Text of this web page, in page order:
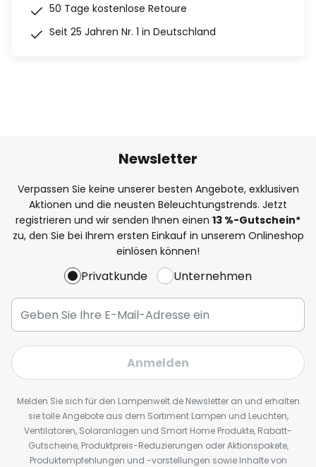
50 Tage kostenlose Retoure
Seit 25 Jahren Nr. 1 in Deutschland
Newsletter
Verpassen Sie keine unserer besten Angebote, exklusiven
Aktionen und die neusten Beleuchtungstrends. Jetzt
registrieren und wir senden Ihnen einen 13 %-Gutschein*
zu, den Sie bei Ihrem ersten Einkauf in unserem Onlineshop
einlösen können!
Privatkunde Unternehmen
Anmelden
Melden Sie sich für den Lampenwelt.de Newsletter an und erhalten
sie tolle Angebote aus dem Sortiment Lampen und Leuchten,
Ventilatoren, Solaranlagen und Smart Home Produkte, Rabatt-
Gutscheine, Produktpreis-Reduzierungen oder Aktionspakete,
Produktempfehlungen und -vorstellungen sowie Inhalte von